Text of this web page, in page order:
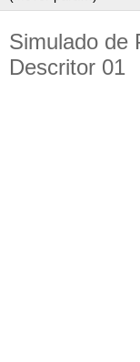
Simulado de
Descritor 01